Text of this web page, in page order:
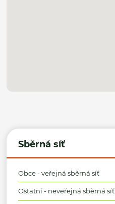
Sběrná síť
Obce - veřejná sběrná síť
Ostatní - neveřejná sběrná síť